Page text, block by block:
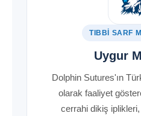
TIBBI SARF
Uygur
Dolphin Sutures'ın
olarak faaliyet
cerrahi dikiş